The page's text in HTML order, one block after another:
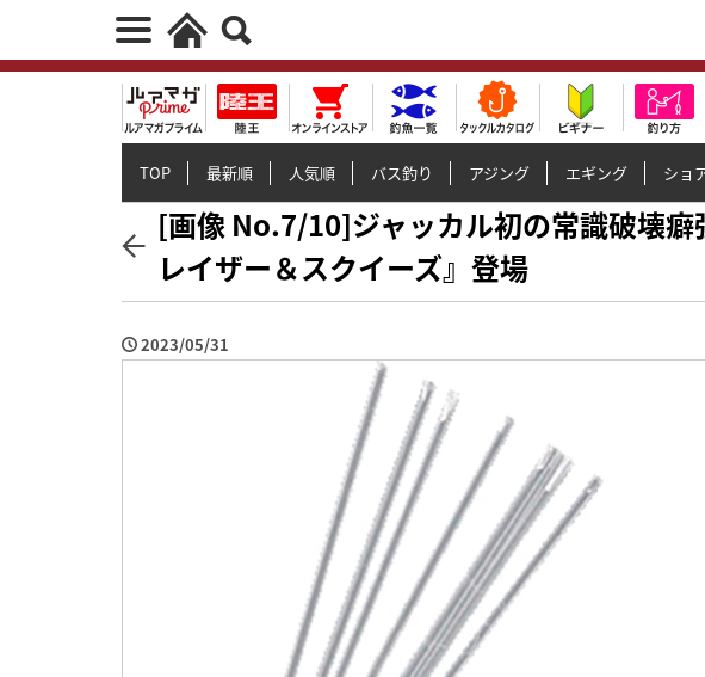
TOP 最新順 人気順 バス釣り アジング エギング ショ
[画像 No.7/10]ジャッカル初の常識破壊癖
レイザー＆スクイーズ』登場
2023/05/31